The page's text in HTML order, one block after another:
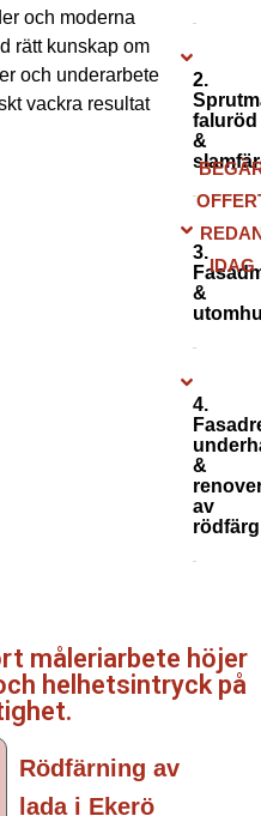
och moderna
rätt kunskap om
och underarbete
vackra resultat
2.
faluröd
&
3.
&
4.
&
av
rödfärg
IDAG
måleriarbete höjer
helhetsintryck på
Rödfärning av
lada i Ekerö